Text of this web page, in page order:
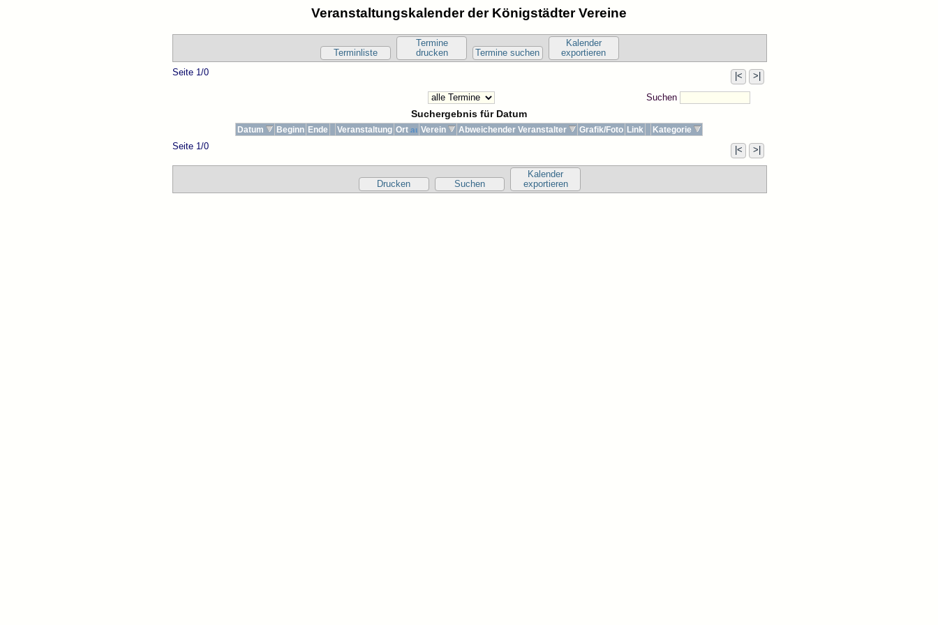
Veranstaltungskalender der Königstädter Vereine
Terminliste
Termine
drucken
Termine suchen
Kalender
exportieren
Seite 1/0
|< >|
Suchen
Suchergebnis für Datum
Datum Beginn Ende Veranstaltung Ort Verein Abweichender Veranstalter Grafik/Foto Link Kategorie
Seite 1/0 |< >|
Drucken Suchen
Kalender
exportieren